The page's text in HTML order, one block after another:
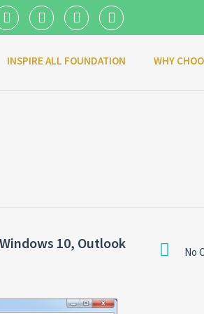
INSPIRE ALL FOUNDATION WHY
No
10, Outlook